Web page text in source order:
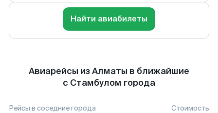
Найти авиабилеты
Авиарейсы из Алматы в ближайшие
с Стамбулом города
Рейсы в соседние города Стоимость